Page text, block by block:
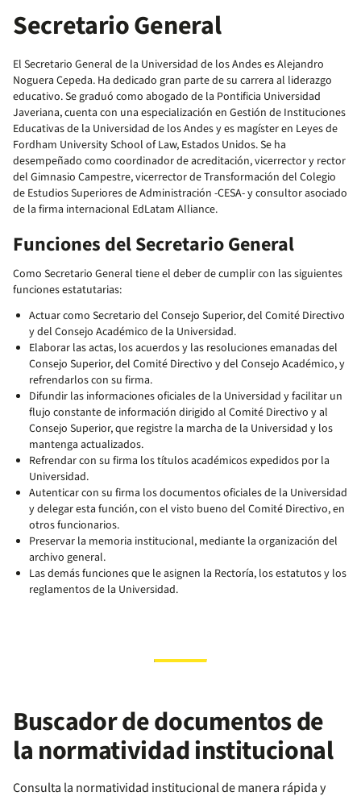
Secretario General
El Secretario General de la Universidad de los Andes es Alejandro
Noguera Cepeda. Ha dedicado gran parte de su carrera al liderazgo
educativo. Se graduó como abogado de la Pontificia Universidad
Javeriana, cuenta con una especialización en Gestión de Instituciones
Educativas de la Universidad de los Andes y es magíster en Leyes de
Fordham University School of Law, Estados Unidos. Se ha
desempeñado como coordinador de acreditación, vicerrector y rector
del Gimnasio Campestre, vicerrector de Transformación del Colegio
de Estudios Superiores de Administración -CESA- y consultor asociado
de la firma internacional EdLatam Alliance.
Funciones del Secretario General
Como Secretario General tiene el deber de cumplir con las siguientes
funciones estatutarias:
Actuar como Secretario del Consejo Superior, del Comité Directivo
y del Consejo Académico de la Universidad.
Elaborar las actas, los acuerdos y las resoluciones emanadas del
Consejo Superior, del Comité Directivo y del Consejo Académico, y
refrendarlos con su firma.
Difundir las informaciones oficiales de la Universidad y facilitar un
flujo constante de información dirigido al Comité Directivo y al
Consejo Superior, que registre la marcha de la Universidad y los
mantenga actualizados.
Refrendar con su firma los títulos académicos expedidos por la
Universidad.
Autenticar con su firma los documentos oficiales de la Universidad
y delegar esta función, con el visto bueno del Comité Directivo, en
otros funcionarios.
Preservar la memoria institucional, mediante la organización del
archivo general.
Las demás funciones que le asignen la Rectoría, los estatutos y los
reglamentos de la Universidad.
Buscador de documentos de
la normatividad institucional
Consulta la normatividad institucional de manera rápida y